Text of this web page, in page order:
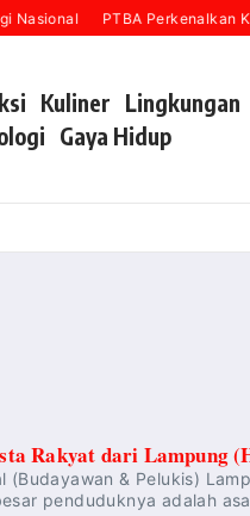
Nasional PTBA Perkenalkan
Kuliner Lingkungan
Gaya Hidup
Rakyat dari Lampung
(Budayawan & Pelukis)
penduduknya adalah